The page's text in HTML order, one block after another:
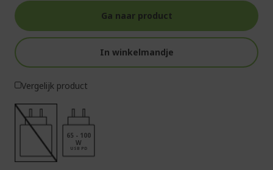
Ga naar product
In winkelmandje
Vergelijk product
65 - 100
W
USB PD